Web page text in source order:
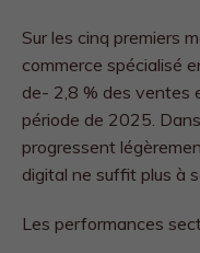
Sur les cinq premiers
commerce spécialisé
de- 2,8 % des ventes
période de 2025.
progressent
digital ne suffit plus à
Les performances